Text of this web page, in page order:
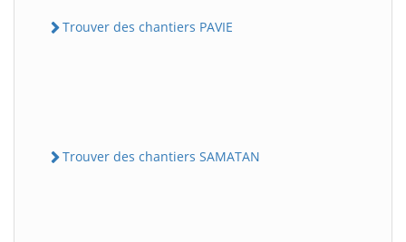
Trouver des chantiers PAVIE
Trouver des chantiers SAMATAN